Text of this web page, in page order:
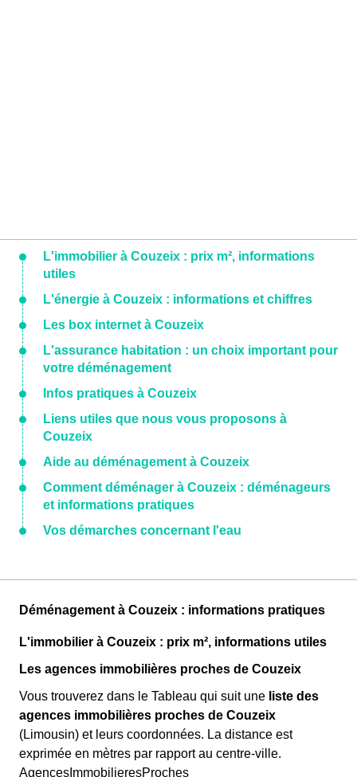
L'immobilier à Couzeix : prix m², informations
utiles
L'énergie à Couzeix : informations et chiffres
Les box internet à Couzeix
L'assurance habitation : un choix important pour
votre déménagement
Infos pratiques à Couzeix
Liens utiles que nous vous proposons à
Couzeix
Aide au déménagement à Couzeix
Comment déménager à Couzeix : déménageurs
et informations pratiques
Vos démarches concernant l'eau
Déménagement à Couzeix : informations pratiques
L'immobilier à Couzeix : prix m², informations utiles
Les agences immobilières proches de Couzeix
Vous trouverez dans le Tableau qui suit une liste des
agences immobilières proches de Couzeix
(Limousin) et leurs coordonnées. La distance est
exprimée en mètres par rapport au centre-ville.
AgencesImmobilieresProches